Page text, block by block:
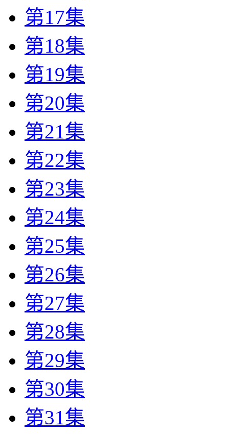
第17集
第18集
第19集
第20集
第21集
第22集
第23集
第24集
第25集
第26集
第27集
第28集
第29集
第30集
第31集